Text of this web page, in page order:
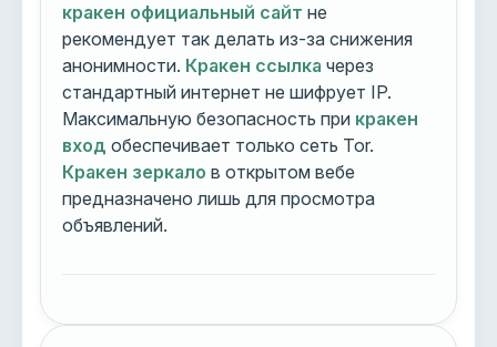
кракен официальный сайт не
рекомендует так делать из-за снижения
анонимности. Кракен ссылка через
стандартный интернет не шифрует IP.
Максимальную безопасность при кракен
вход обеспечивает только сеть Tor.
Кракен зеркало в открытом вебе
предназначено лишь для просмотра
объявлений.